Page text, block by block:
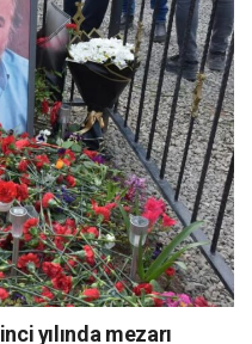
yılında mezarı